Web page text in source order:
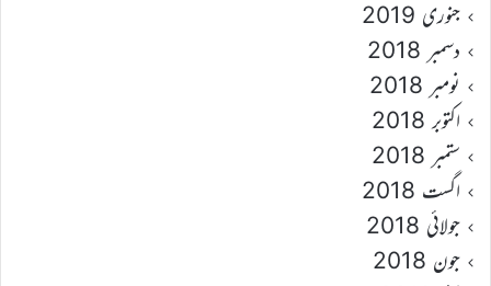
جنوری 2019
دسمبر 2018
نومبر 2018
اکتوبر 2018
ستمبر 2018
اگست 2018
جولائی 2018
جون 2018